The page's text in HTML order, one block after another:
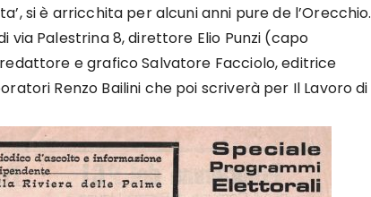
si è arricchita per alcuni anni pure de l’Orecchio.
Palestrina 8, direttore Elio Punzi (capo
e grafico Salvatore Facciolo, editrice
Renzo Bailini che poi scriverà per Il Lavoro di